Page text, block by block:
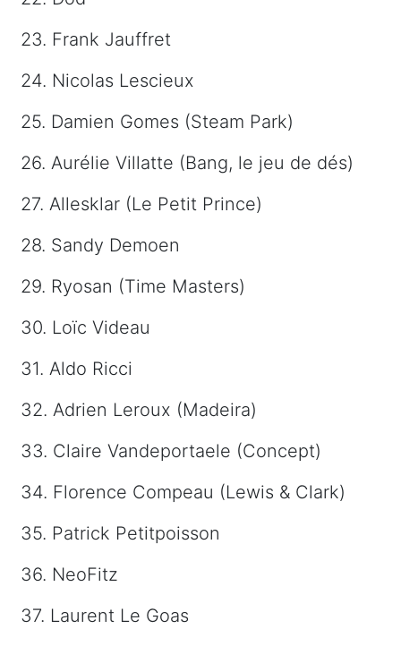
23. Frank Jauffret
24. Nicolas Lescieux
25. Damien Gomes (Steam Park)
26. Aurélie Villatte (Bang, le jeu de dés)
27. Allesklar (Le Petit Prince)
28. Sandy Demoen
29. Ryosan (Time Masters)
30. Loïc Videau
31. Aldo Ricci
32. Adrien Leroux (Madeira)
33. Claire Vandeportaele (Concept)
34. Florence Compeau (Lewis & Clark)
35. Patrick Petitpoisson
36. NeoFitz
37. Laurent Le Goas